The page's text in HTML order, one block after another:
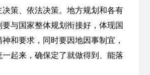
策、依法决策。地方规划和各有
与国家整体规划衔接好，体现国
和要求，同时要因地因事制宜，
起来，确保定了就做得到、能落